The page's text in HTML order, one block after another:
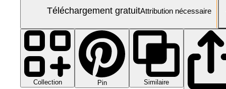
Téléchargement gratuitAttribution nécessaire
Collection Pin
Similaire